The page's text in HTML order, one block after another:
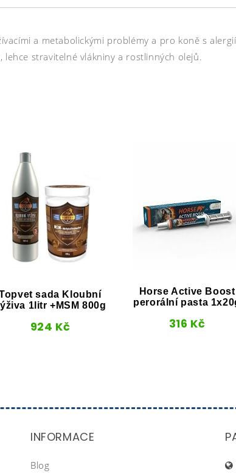
a metabolickými problémy a pro koně s
stravitelné vlákniny a rostlinných olejů.
sada Kloubní
1litr +MSM 800g
924 Kč
Horse Active Boost
perorální pasta
316 Kč
INFORMACE
Blog